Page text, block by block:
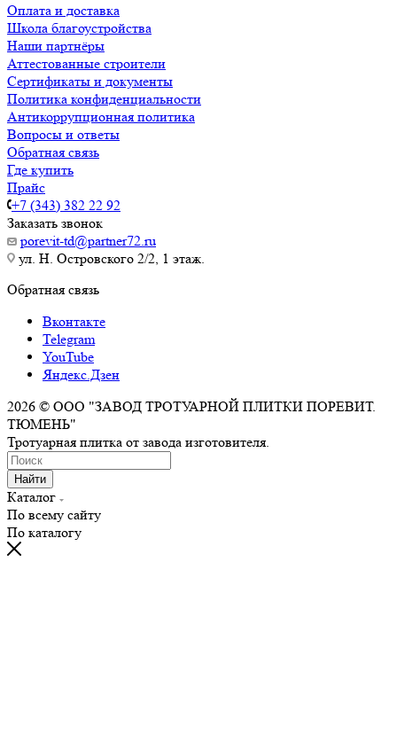
Оплата и доставка
Школа благоустройства
Наши партнёры
Аттестованные строители
Сертификаты и документы
Политика конфиденциальности
Антикоррупционная политика
Вопросы и ответы
Обратная связь
Где купить
Прайс
+7 (343) 382 22 92
Заказать звонок
porevit-td@partner72.ru
ул. Н. Островского 2/2, 1 этаж.
Обратная связь
Вконтакте
Telegram
YouTube
Яндекс.Дзен
2026 © ООО "ЗАВОД ТРОТУАРНОЙ ПЛИТКИ ПОРЕВИТ.
ТЮМЕНЬ"
Тротуарная плитка от завода изготовителя.
Найти
Каталог
По всему сайту
По каталогу